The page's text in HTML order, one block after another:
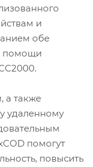
и
обе
помощи
а также
удаленному
помогут
повысить